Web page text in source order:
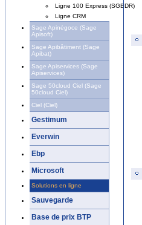
Ligne 100 Express (SGBDR)
Ligne CRM
Sage Apinégoce (Sage
Apisoft)
Sage Apibâtiment (Sage
Apibat)
Sage Apiservices (Sage
Apiservices)
Sage 50cloud Ciel (Sage
50cloud Ciel)
Ciel (Ciel)
Gestimum
Everwin
Ebp
Microsoft
Solutions en ligne
Sauvegarde
Base de prix BTP